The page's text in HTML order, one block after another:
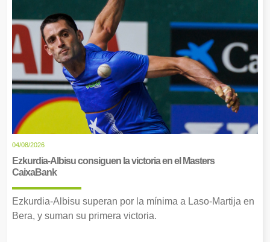
04/08/2026
Ezkurdia-Albisu consiguen la victoria en el Masters
CaixaBank
Ezkurdia-Albisu superan por la mínima a Laso-Martija en
Bera, y suman su primera victoria.